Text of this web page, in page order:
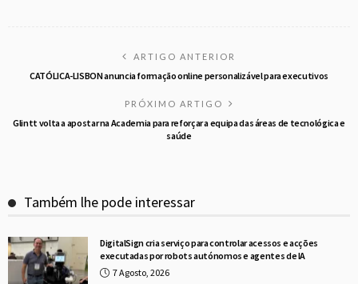
ARTIGO ANTERIOR
CATÓLICA-LISBON anuncia formação online personalizável para executivos
PRÓXIMO ARTIGO
Glintt volta a apostar na Academia para reforçar a equipa das áreas de tecnológica e
saúde
Também lhe pode interessar
DigitalSign cria serviço para controlar acessos e acções
executadas por robots autónomos e agentes de IA
7 Agosto, 2026